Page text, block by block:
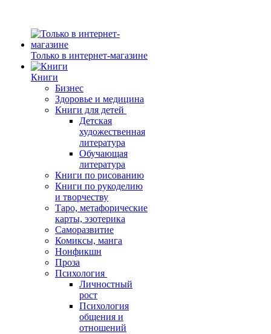
Только в интернет-магазине
Книги
Бизнес
Здоровье и медицина
Книги для детей
Детская
художественная
литература
Обучающая
литература
Книги по рисованию
Книги по рукоделию
и творчеству
Таро, метафорические
карты, эзотерика
Саморазвитие
Комиксы, манга
Нонфикшн
Проза
Психология
Личностный
рост
Психология
общения и
отношений